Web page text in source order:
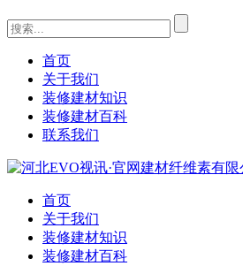
首页
关于我们
装修建材知识
装修建材百科
联系我们
首页
关于我们
装修建材知识
装修建材百科